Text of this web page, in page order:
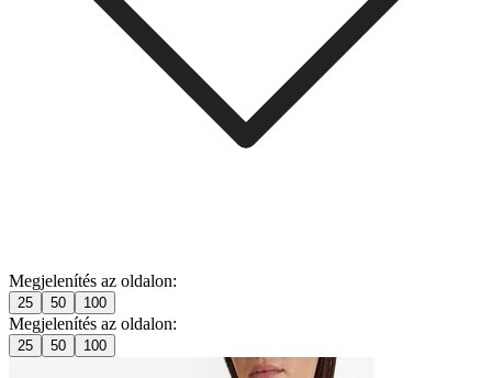
Megjelenítés az oldalon:
25 50 100
Megjelenítés az oldalon:
25 50 100